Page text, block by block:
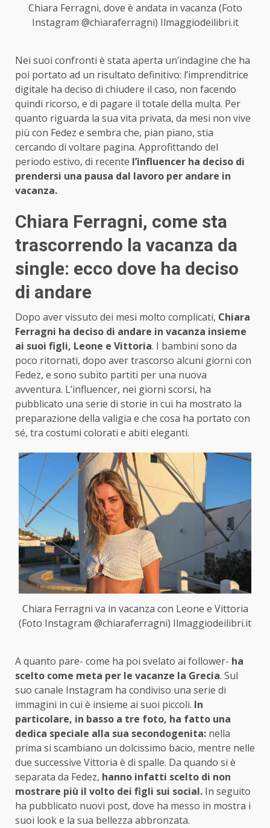
Chiara Ferragni, dove è andata in vacanza (Foto
Instagram @chiaraferragni) Ilmaggiodeilibri.it
Nei suoi confronti è stata aperta un’indagine che ha
poi portato ad un risultato definitivo: l’imprenditrice
digitale ha deciso di chiudere il caso, non facendo
quindi ricorso, e di pagare il totale della multa. Per
quanto riguarda la sua vita privata, da mesi non vive
più con Fedez e sembra che, pian piano, stia
cercando di voltare pagina. Approfittando del
periodo estivo, di recente l’influencer ha deciso di
prendersi una pausa dal lavoro per andare in
vacanza.
Chiara Ferragni, come sta
trascorrendo la vacanza da
single: ecco dove ha deciso
di andare
Dopo aver vissuto dei mesi molto complicati, Chiara
Ferragni ha deciso di andare in vacanza insieme
ai suoi figli, Leone e Vittoria. I bambini sono da
poco ritornati, dopo aver trascorso alcuni giorni con
Fedez, e sono subito partiti per una nuova
avventura. L’influencer, nei giorni scorsi, ha
pubblicato una serie di storie in cui ha mostrato la
preparazione della valigia e che cosa ha portato con
sé, tra costumi colorati e abiti eleganti.
Chiara Ferragni va in vacanza con Leone e Vittoria
(Foto Instagram @chiaraferragni) Ilmaggiodeilibri.it
A quanto pare- come ha poi svelato ai follower- ha
scelto come meta per le vacanze la Grecia. Sul
suo canale Instagram ha condiviso una serie di
immagini in cui è insieme ai suoi piccoli. In
particolare, in basso a tre foto, ha fatto una
dedica speciale alla sua secondogenita: nella
prima si scambiano un dolcissimo bacio, mentre nelle
due successive Vittoria è di spalle. Da quando si è
separata da Fedez, hanno infatti scelto di non
mostrare più il volto dei figli sui social. In seguito
ha pubblicato nuovi post, dove ha messo in mostra i
suoi look e la sua bellezza abbronzata.